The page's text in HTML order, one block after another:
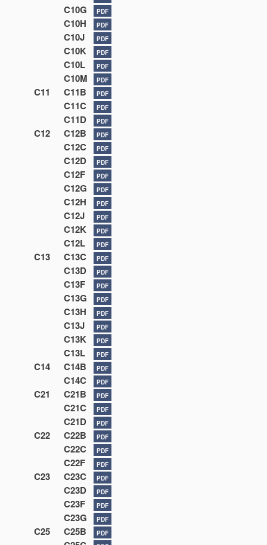
C10G PDF
C10H PDF
C10J PDF
C10K PDF
C10L PDF
C10M PDF
C11 C11B PDF
C11C PDF
C11D PDF
C12 C12B PDF
C12C PDF
C12D PDF
C12F PDF
C12G PDF
C12H PDF
C12J PDF
C12K PDF
C12L PDF
C13 C13C PDF
C13D PDF
C13F PDF
C13G PDF
C13H PDF
C13J PDF
C13K PDF
C13L PDF
C14 C14B PDF
C14C PDF
C21 C21B PDF
C21C PDF
C21D PDF
C22 C22B PDF
C22C PDF
C22F PDF
C23 C23C PDF
C23D PDF
C23F PDF
C23G PDF
C25 C25B PDF